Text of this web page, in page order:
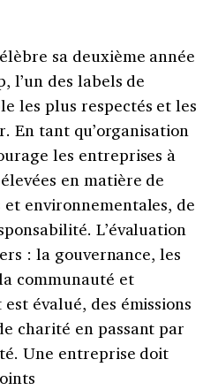
sa deuxième année
l’un des labels de
les plus respectés et les
En tant qu’organisation
les entreprises à
en matière de
environnementales, de
L’évaluation
: la gouvernance, les
communauté et
évalué, des émissions
charité en passant par
Une entreprise doit